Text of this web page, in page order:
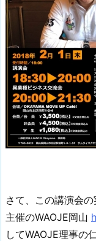
さて、この講演会
主催のWAOJE岡山
してWAOJE理事の